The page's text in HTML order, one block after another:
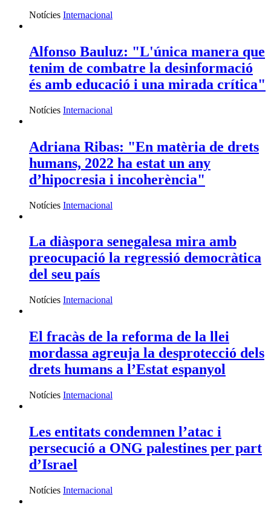
Notícies Internacional
Alfonso Bauluz: "L'única manera que
tenim de combatre la desinformació
és amb educació i una mirada crítica"
Notícies Internacional
Adriana Ribas: "En matèria de drets
humans, 2022 ha estat un any
d’hipocresia i incoherència"
Notícies Internacional
La diàspora senegalesa mira amb
preocupació la regressió democràtica
del seu país
Notícies Internacional
El fracàs de la reforma de la llei
mordassa agreuja la desprotecció dels
drets humans a l’Estat espanyol
Notícies Internacional
Les entitats condemnen l’atac i
persecució a ONG palestines per part
d’Israel
Notícies Internacional